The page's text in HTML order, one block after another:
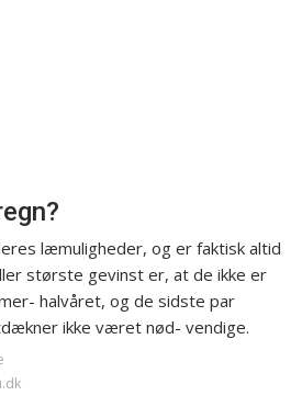
læmuligheder, og er faktisk altid
største gevinst er, at de ikke er
halvåret, og de sidste par
ikke været nød- vendige.